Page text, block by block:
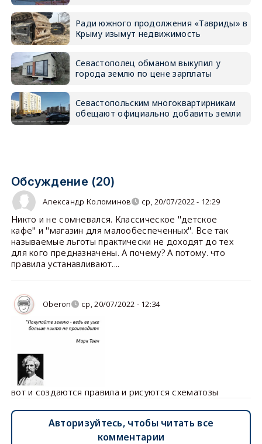
Ради южного продолжения «Тавриды» в
Крыму изымут недвижимость
Севастополец обманом выкупил у
города землю по цене зарплаты
Севастопольским многоквартирникам
обещают официально добавить земли
Обсуждение (20)
Александр Коломинов ср, 20/07/2022 - 12:29
Никто и не сомневался. Классическое "детское
кафе" и "магазин для малообеспеченных". Все так
называемые льготы практически не доходят до тех
для кого предназначены. А почему? А потому. что
правила устанавливают....
Oberon ср, 20/07/2022 - 12:34
вот и создаются правила и рисуются схематозы
Авторизуйтесь, чтобы читать все
комментарии